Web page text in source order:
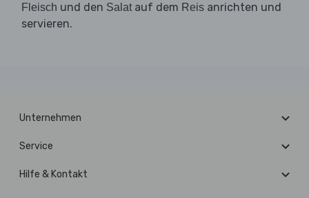
Fleisch und den Salatauf dem Reis anrichten und
servieren.
Unternehmen
Service
Hilfe & Kontakt